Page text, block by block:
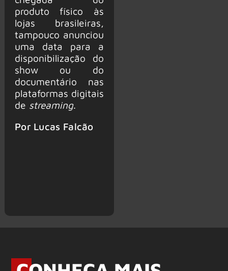
produto físico às
lojas brasileiras,
tampouco anunciou
uma data para a
disponibilização do
show ou do
documentário nas
plataformas digitais
de streaming.
Por Lucas Falcão